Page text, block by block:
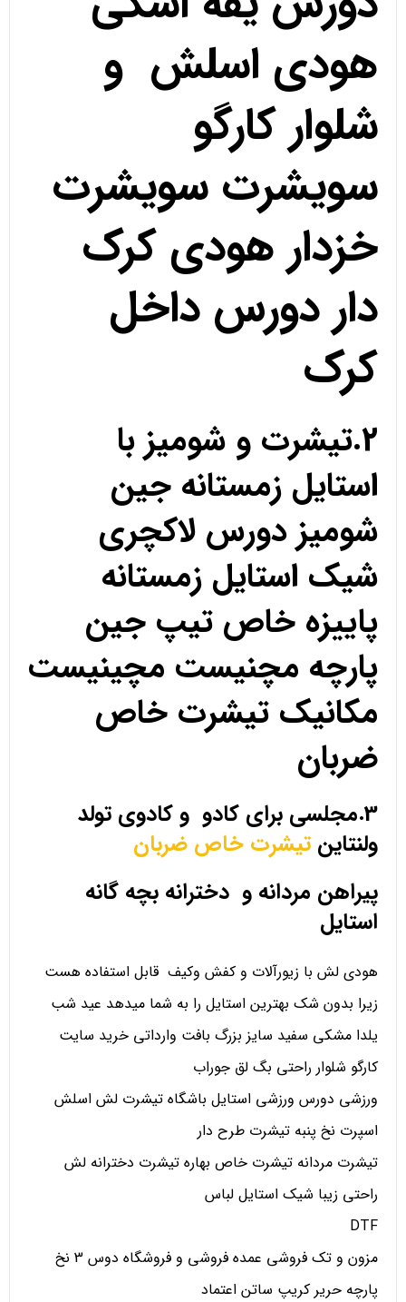
هودی اسلش و
شلوار کارگو
سویشرت سویشرت
خزدار هودی کرک
دار دورس داخل
کرک
2.تیشرت و شومیز با
استایل زمستانه جین
شومیز دورس لاکچری
شیک استایل زمستانه
پاییزه خاص تیپ جین
پارچه مچنیست مچینیست
مکانیک تیشرت خاص
ضربان
3.مجلسی برای کادو و کادوی تولد
ولنتاین تیشرت خاص ضربان
پیراهن مردانه و دخترانه بچه گانه
استایل
هودی لش با زیورآلات و کفش وکیف قابل استفاده هست
زیرا بدون شک بهترین استایل را به شما میدهد عید شب
یلدا مشکی سفید سایز بزرگ بافت وارداتی خرید سایت
کارگو شلوار راحتی بگ لق جوراب
ورزشی دورس ورزشی استایل باشگاه تیشرت لش اسلش
اسپرت نخ پنبه تیشرت طرح دار
تیشرت مردانه تیشرت خاص بهاره تیشرت دخترانه لش
راحتی زیبا شیک استایل لباس
DTF
مزون و تک فروشی عمده فروشی و فروشگاه دوس 3 نخ
پارچه حریر کریپ ساتن اعتماد